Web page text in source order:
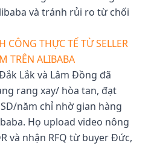
và tránh rủi ro từ chối
CÔNG THỰC TẾ TỪ SELLER
TRÊN ALIBABA
Lắk và Lâm Đồng đã
rang xay/ hòa tan, đạt
năm chỉ nhờ gian hàng
Họ upload video nông
và nhận RFQ từ buyer Đức,